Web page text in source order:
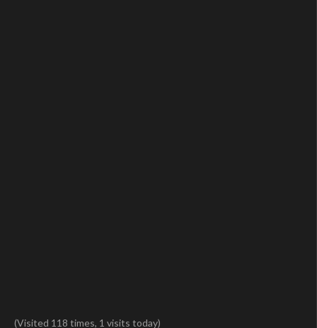
(Visited 118 times, 1 visits today)